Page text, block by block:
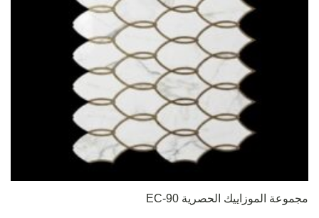
مجموعة الموزاييك الحصرية EC-90